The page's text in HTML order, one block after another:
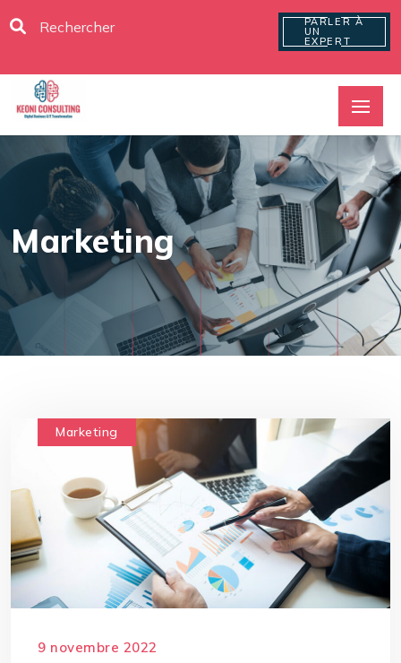
PARLER À
UN
EXPERT
Marketing
Marketing
9 novembre 2022